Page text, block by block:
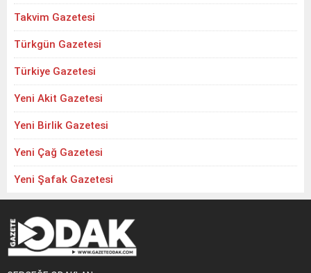
Takvim Gazetesi
Türkgün Gazetesi
Türkiye Gazetesi
Yeni Akit Gazetesi
Yeni Birlik Gazetesi
Yeni Çağ Gazetesi
Yeni Şafak Gazetesi